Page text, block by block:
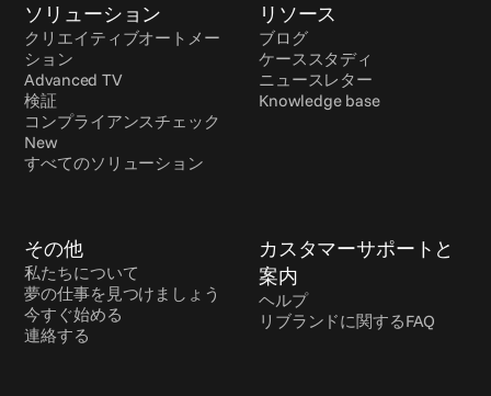
ソリューション
クリエイティブオートメー
ション
Advanced TV
検証
コンプライアンスチェック
New
すべてのソリューション
リソース
ブログ
ケーススタディ
ニュースレター
Knowledge base
その他
私たちについて
夢の仕事を見つけましょう
今すぐ始める
連絡する
カスタマーサポートと
案内
ヘルプ
リブランドに関するFAQ